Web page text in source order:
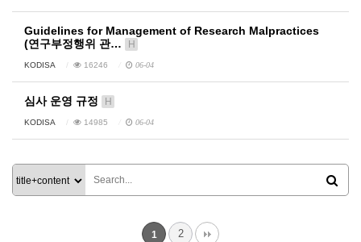
Guidelines for Management of Research Malpractices
(연구부정행위 관…
H
KODISA 16246 06-04
심사 운영 규정 H
KODISA 14985 06-04
1 2